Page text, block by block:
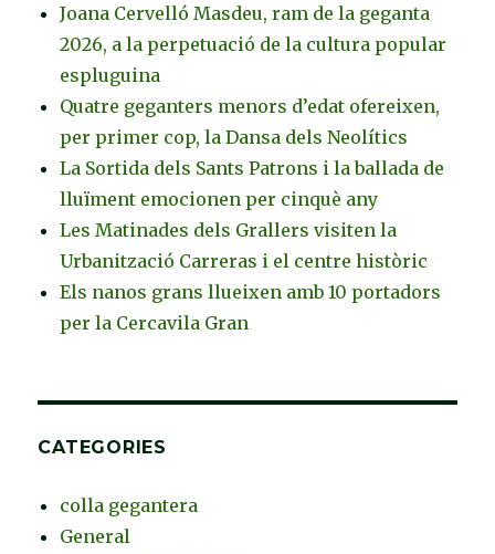
Joana Cervelló Masdeu, ram de la geganta
2026, a la perpetuació de la cultura popular
espluguina
Quatre geganters menors d’edat ofereixen,
per primer cop, la Dansa dels Neolítics
La Sortida dels Sants Patrons i la ballada de
lluïment emocionen per cinquè any
Les Matinades dels Grallers visiten la
Urbanització Carreras i el centre històric
Els nanos grans llueixen amb 10 portadors
per la Cercavila Gran
CATEGORIES
colla gegantera
General